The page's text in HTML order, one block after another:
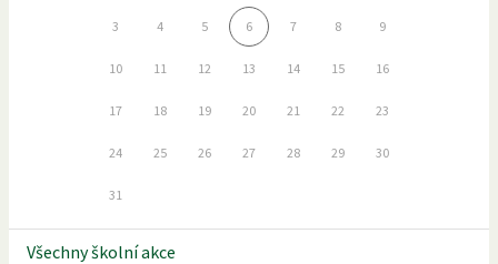
3 4 5 6 7 8 9
10 11 12 13 14 15 16
17 18 19 20 21 22 23
24 25 26 27 28 29 30
31
Všechny školní akce